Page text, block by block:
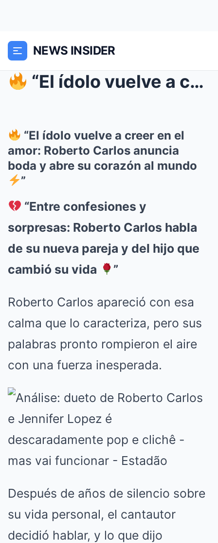
NEWS INSIDER
“El ídolo vuelve a creer en el amor: Roberto Car...
“El ídolo vuelve a creer en el
amor: Roberto Carlos anuncia
boda y abre su corazón al mundo
”
“Entre confesiones y
sorpresas: Roberto Carlos habla
de su nueva pareja y del hijo que
cambió su vida
”
Roberto Carlos apareció con esa
calma que lo caracteriza, pero sus
palabras pronto rompieron el aire
con una fuerza inesperada.
Después de años de silencio sobre
su vida personal, el cantautor
decidió hablar, y lo que dijo